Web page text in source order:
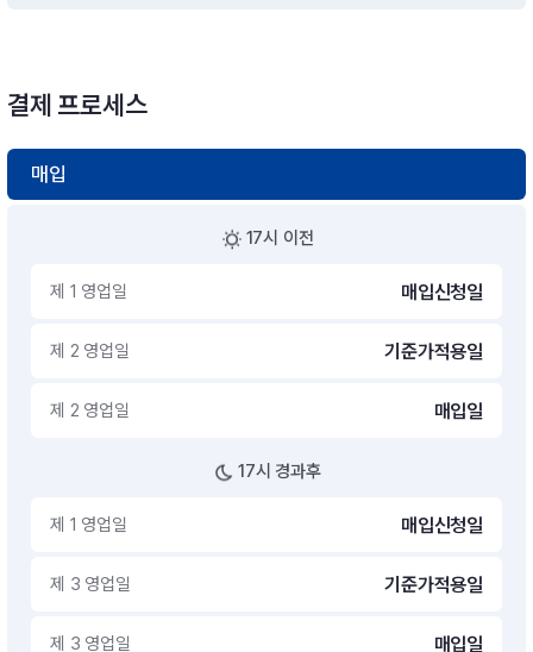
결제 프로세스
매입
17시 이전
제 1 영업일 매입신청일
제 2 영업일 기준가적용일
제 2 영업일 매입일
17시 경과후
제 1 영업일 매입신청일
제 3 영업일 기준가적용일
제 3 영업일 매입일